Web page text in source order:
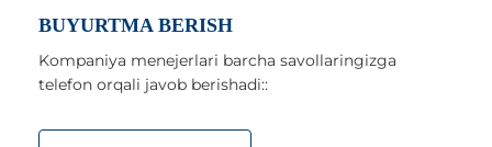
BUYURTMA BERISH
Kompaniya menejerlari barcha savollaringizga
telefon orqali javob berishadi::